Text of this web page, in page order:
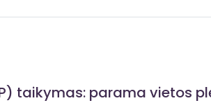
taikymas: parama vietos